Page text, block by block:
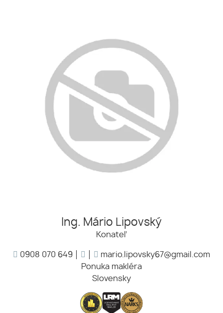
Ing. Mário Lipovský
Konateľ
0908 070 649
mario.lipovsky67@gmail.com
Ponuka makléra
Slovensky